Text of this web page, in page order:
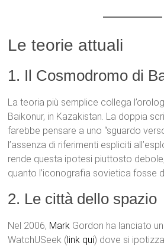
Le teorie attuali
1. Il Cosmodromo di
La teoria più semplice collega
Baikonur, in Kazakistan. La doppia
farebbe pensare a uno “sguardo
l’assenza di riferimenti espliciti
rende questa ipotesi piuttosto
quanto l’iconografia sovietica fosse
2. Le città dello spazio
Nel 2006, Mark Gordon ha lanciato
WatchUSeek (link qui) dove si